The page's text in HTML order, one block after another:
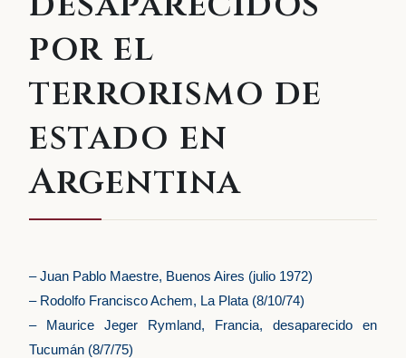
por el
terrorismo de
estado en
Argentina
– Juan Pablo Maestre, Buenos Aires (julio 1972)
– Rodolfo Francisco Achem, La Plata (8/10/74)
– Maurice Jeger Rymland, Francia, desaparecido en
Tucumán (8/7/75)